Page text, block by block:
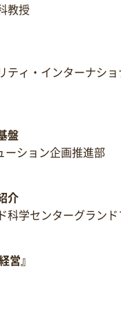
教授
ィ・インターナショ
盤
ション企画推進部
介
学センターグランド
営』